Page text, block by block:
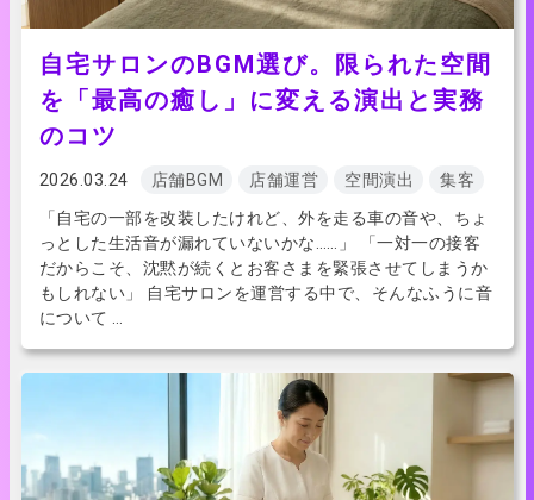
自宅サロンのBGM選び。限られた空間
を「最高の癒し」に変える演出と実務
のコツ
2026.03.24 店舗BGM 店舗運営 空間演出
集客
「自宅の一部を改装したけれど、外を走る車の音や、ちょ
っとした生活音が漏れていないかな……」 「一対一の接客
だからこそ、沈黙が続くとお客さまを緊張させてしまうか
もしれない」 自宅サロンを運営する中で、そんなふうに音
について …